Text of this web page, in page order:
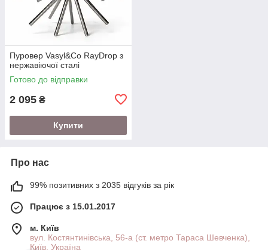
Пуровер Vasyl&Co RayDrop з
нержавіючої сталі
Готово до відправки
2 095 ₴
Купити
Про нас
99% позитивних з 2035 відгуків за рік
Працює з 15.01.2017
м. Київ
вул. Костянтинівська, 56-а (ст. метро Тараса Шевченка),
Київ, Україна